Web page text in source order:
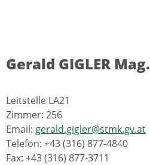
Gerald GIGLER Mag.
Leitstelle LA21
Zimmer: 256
Email: gerald.gigler@stmk.gv.at
Telefon: +43 (316) 877-4840
Fax: +43 (316) 877-3711